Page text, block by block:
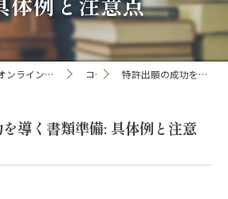
富山の特許事務所｜オンライン手続き・申請・出願なら「開口国際特許事務所」 コラム 特許出願の成功を導く書類準備: 具体例と注意点
導く書類準備: 具体例と注意